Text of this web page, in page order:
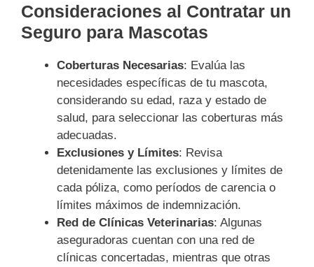
Consideraciones al Contratar un
Seguro para Mascotas
Coberturas Necesarias: Evalúa las
necesidades específicas de tu mascota,
considerando su edad, raza y estado de
salud, para seleccionar las coberturas más
adecuadas.
Exclusiones y Límites: Revisa
detenidamente las exclusiones y límites de
cada póliza, como períodos de carencia o
límites máximos de indemnización.
Red de Clínicas Veterinarias: Algunas
aseguradoras cuentan con una red de
clínicas concertadas, mientras que otras